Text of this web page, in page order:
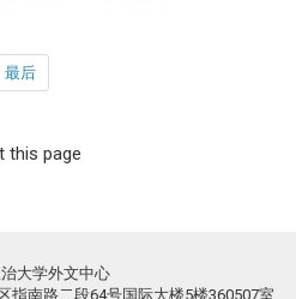
最后
this page
大学外文中心
指南路二段64号国际大楼5楼360507室